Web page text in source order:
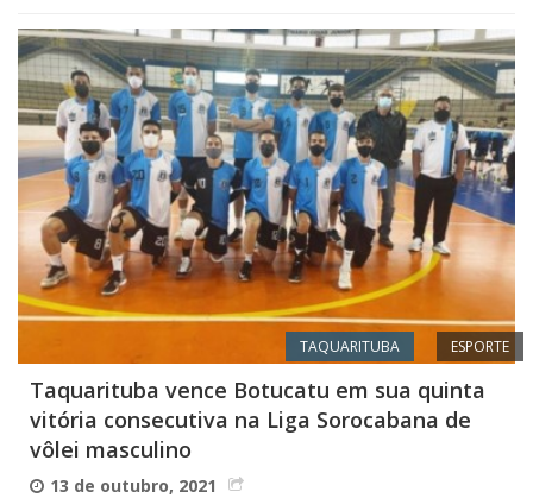
TAQUARITUBA ESPORTE
Taquarituba vence Botucatu em sua quinta
vitória consecutiva na Liga Sorocabana de
vôlei masculino
13 de outubro, 2021